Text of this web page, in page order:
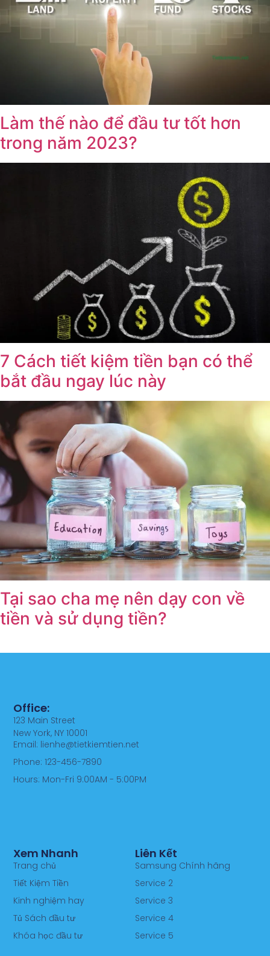
Làm thế nào để đầu tư tốt hơn
trong năm 2023?
7 Cách tiết kiệm tiền bạn có thể
bắt đầu ngay lúc này
Tại sao cha mẹ nên dạy con về
tiền và sử dụng tiền?
Liên Kết
Samsung Chính hãng
Service 2
Service 3
Service 4
Service 5
Xem Nhanh
Trang chủ
Tiết Kiệm Tiền
Kinh nghiệm hay
Tủ Sách đầu tư
Khóa học đầu tư
Office:
123 Main Street
New York, NY 10001
Email: lienhe@tietkiemtien.net
Phone: 123-456-7890
Hours: Mon-Fri 9:00AM - 5:00PM